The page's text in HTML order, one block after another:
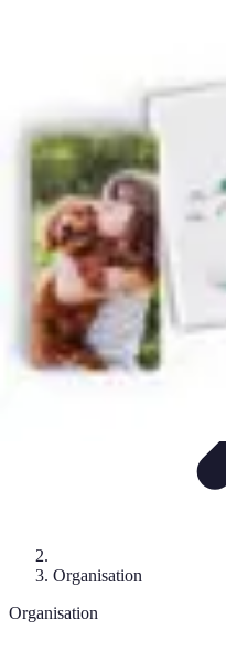
Noces d'Or
Organisation
Organisation